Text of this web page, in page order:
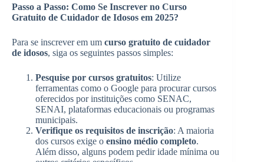
Passo a Passo: Como Se Inscrever no Curso
Gratuito de Cuidador de Idosos em 2025?
Para se inscrever em um curso gratuito de cuidador
de idosos, siga os seguintes passos simples:
Pesquise por cursos gratuitos: Utilize
ferramentas como o Google para procurar cursos
oferecidos por instituições como SENAC,
SENAI, plataformas educacionais ou programas
municipais.
Verifique os requisitos de inscrição: A maioria
dos cursos exige o ensino médio completo.
Além disso, alguns podem pedir idade mínima ou